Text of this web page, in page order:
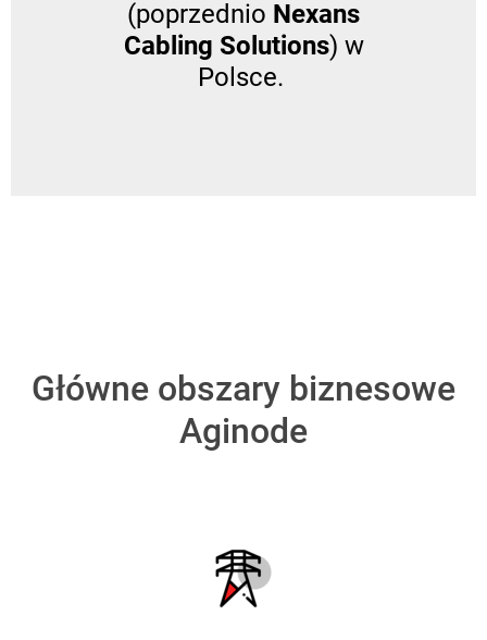
(poprzednio Nexans
Cabling Solutions) w
Polsce.
Główne obszary biznesowe
Aginode